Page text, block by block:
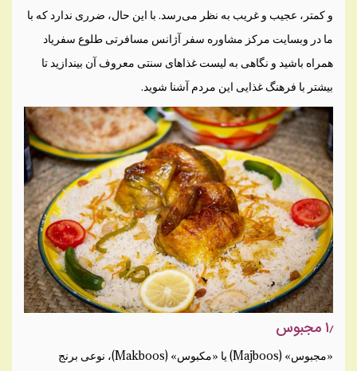
و کمتر، عجیب و غریب به نظر می‌رسد. با این حال، ضرری ندارد که با
ما در وبسایت مرکز مشاوره سفر آژانس مسافرتی طلوع سفریاد
همراه باشید و نگاهی به لیست غذاهای سنتی معروف آن بیندازید تا
بیشتر با فرهنگ غذایی این مردم آشنا شوید.
۱٫ مجبوس
«مجبوس» (Majboos) یا «مکبوس» (Makboos)، نوعی برنج